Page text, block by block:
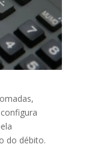
do débito.